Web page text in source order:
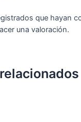
que hayan
una valoración.